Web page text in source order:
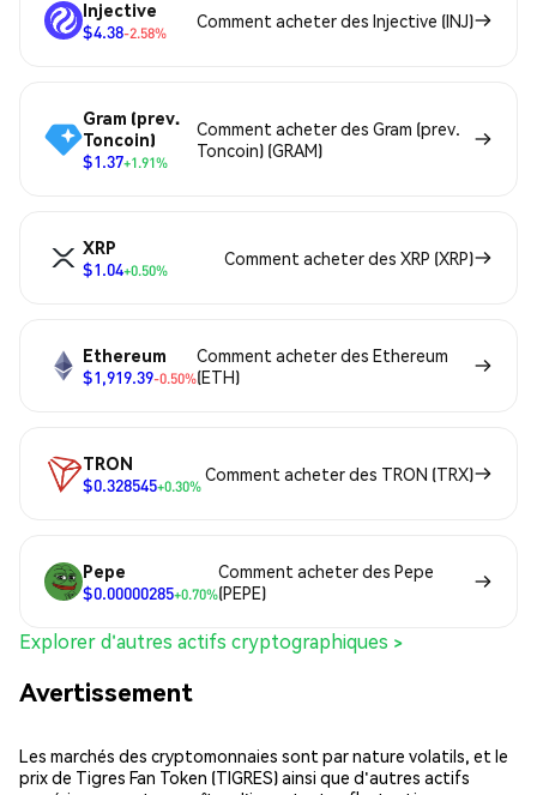
Injective
$4.38-2.58%
Comment acheter des Injective (INJ)
Gram (prev.
Toncoin)
$1.37+1.91%
Comment acheter des Gram (prev.
Toncoin) (GRAM)
XRP
$1.04+0.50%
Comment acheter des XRP (XRP)
Ethereum
$1,919.39-0.50%
Comment acheter des Ethereum
(ETH)
TRON
$0.328545+0.30%
Comment acheter des TRON (TRX)
Pepe
$0.00000285+0.70%
Comment acheter des Pepe
(PEPE)
Explorer d'autres actifs cryptographiques >
Avertissement
Les marchés des cryptomonnaies sont par nature volatils, et le
prix de Tigres Fan Token (TIGRES) ainsi que d'autres actifs